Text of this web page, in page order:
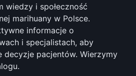
wiedzy i społeczność
marihuany w Polsce.
informacje o
i specjalistach, aby
decyzje pacjentów. Wierzymy